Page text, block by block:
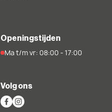
Openingstijden
Ma t/m vr: 08:00 - 17:00
Volg ons